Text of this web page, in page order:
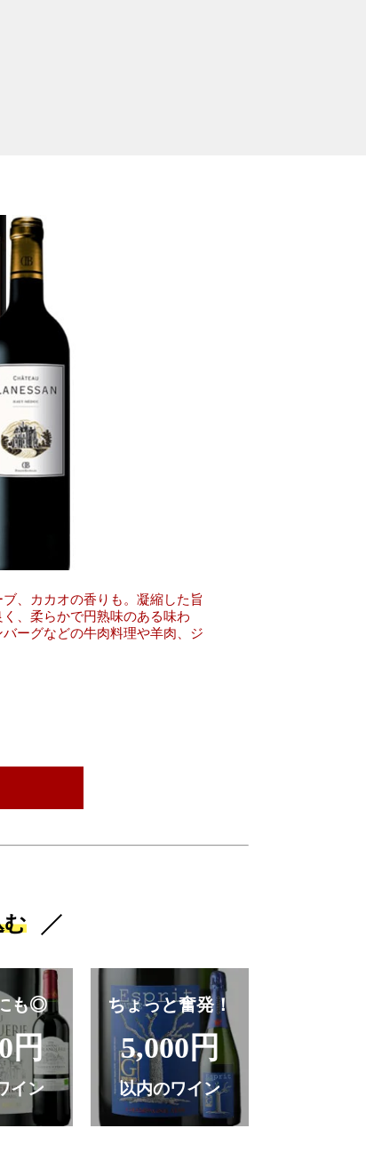
、カカオの香りも。凝縮した旨
、柔らかで円熟味のある味わ
ーグなどの牛肉料理や羊肉、ジ
む
も◎
円
イン
ちょっと奮発！
5,000円
以内のワイン